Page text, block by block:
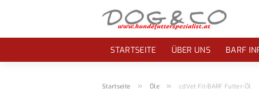
STARTSEITE ÜBER UNS BARF
Startseite » Öle » cdVet Fit-BARF Futter-Öl